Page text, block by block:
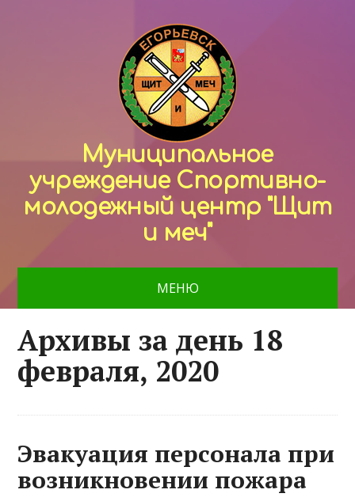
Муниципальное
учреждение Спортивно-
молодежный центр "Щит
и меч"
МЕНЮ
Архивы за день 18
февраля, 2020
Эвакуация персонала при
возникновении пожара